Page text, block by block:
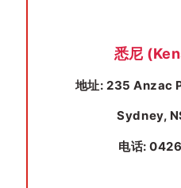
悉尼
地址: 235 Anzac
Sydney,
电话: